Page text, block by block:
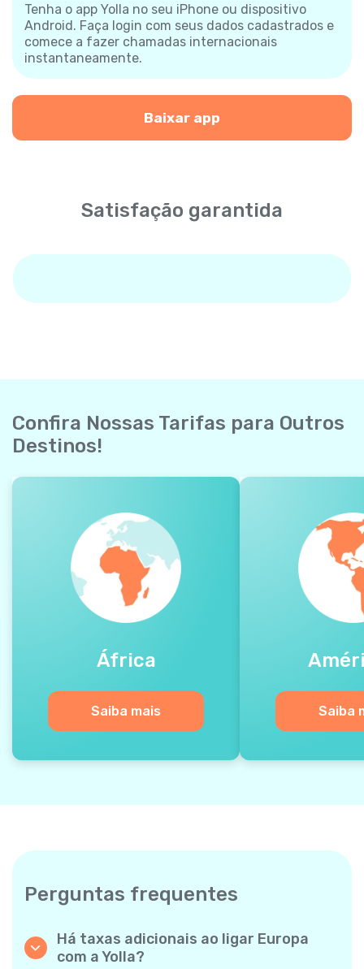
Tenha o app Yolla no seu iPhone ou dispositivo
Android. Faça login com seus dados cadastrados e
comece a fazer chamadas internacionais
instantaneamente.
Baixar app
Satisfação garantida
Confira Nossas Tarifas para Outros
Destinos!
África
Saiba mais Saiba
Perguntas frequentes
Há taxas adicionais ao ligar Europa
com a Yolla?